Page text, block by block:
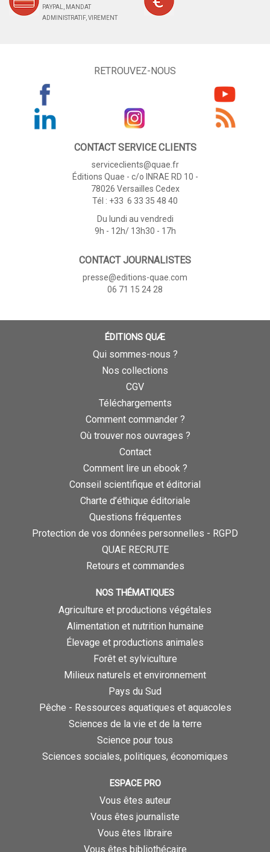
PAYPAL, MANDAT
ADMINISTRATIF, VIREMENT
RETROUVEZ-NOUS
CONTACT SERVICE CLIENTS
serviceclients@quae.fr
Éditions Quae - c/o INRAE RD 10 -
78026 Versailles Cedex
Tél : +33 6 33 35 48 40
Du lundi au vendredi
9h - 12h/ 13h30 - 17h
CONTACT JOURNALISTES
presse@editions-quae.com
06 71 15 24 28
ÉDITIONS QUÆ
Qui sommes-nous ?
Nos collections
CGV
Téléchargements
Comment commander ?
Où trouver nos ouvrages ?
Contact
Comment lire un ebook ?
Conseil scientifique et éditorial
Charte d’éthique éditoriale
Questions fréquentes
Protection de vos données personnelles - RGPD
QUAE RECRUTE
Retours et commandes
NOS THÉMATIQUES
Agriculture et productions végétales
Alimentation et nutrition humaine
Élevage et productions animales
Forêt et sylviculture
Milieux naturels et environnement
Pays du Sud
Pêche - Ressources aquatiques et aquacoles
Sciences de la vie et de la terre
Science pour tous
Sciences sociales, politiques, économiques
ESPACE PRO
Vous êtes auteur
Vous êtes journaliste
Vous êtes libraire
Vous êtes bibliothécaire